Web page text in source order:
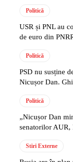
Politică
USR și PNL au
de euro din
Politică
PSD nu susține
Nicușor Dan.
Politică
„Nicușor Dan
senatorilor AUR,
Stiri Externe